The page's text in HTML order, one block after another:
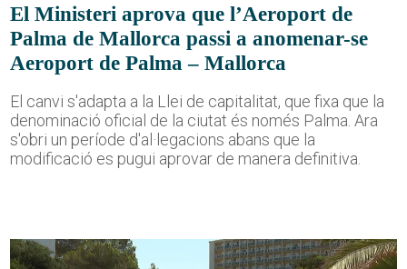
El Ministeri aprova que l’Aeroport de
Palma de Mallorca passi a anomenar-se
Aeroport de Palma – Mallorca
El canvi s'adapta a la Llei de capitalitat, que fixa que la
denominació oficial de la ciutat és només Palma. Ara
s'obri un període d'al·legacions abans que la
modificació es pugui aprovar de manera definitiva.